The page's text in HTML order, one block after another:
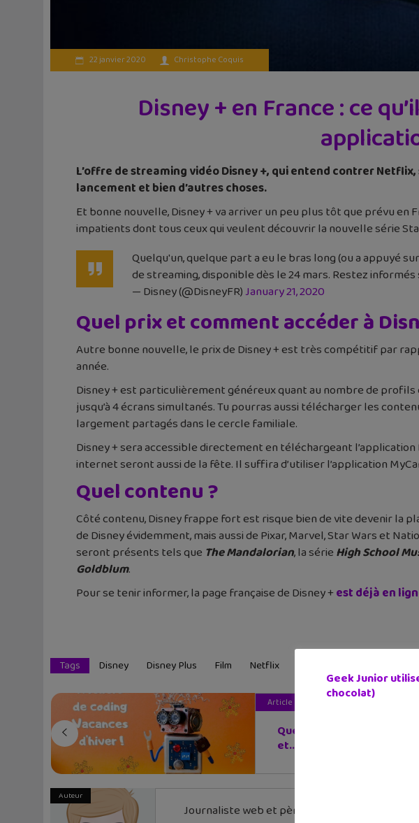
22 janvier 2020 Christophe Coquis
Disney + en France : ce
L’offre de streaming vidéo Disney +, qui entend contrer
lancement et bien d’autres choses.
Et bonne nouvelle, Disney + va arriver un peu plus tôt que prévu en
impatients dont tous ceux qui veulent découvrir la nouvelle série
Quelqu'un, quelque part a eu le bras long (ou a appuyé
de streaming, disponible dès le 24 mars. Restez
— Disney (@DisneyFR)January 21, 2020
Quel prix et comment accéder à
Autre bonne nouvelle, le prix de Disney + est très compétitif par
année.
Disney + est particulièrement généreux quant au nombre de
jusqu’à 4 écrans simultanés. Tu pourras aussi télécharger les
largement partagés dans le cercle familiale.
Disney + sera accessible directement en téléchargeant
internet seront aussi de la fête. Il suffira d’utiliser l’application
Quel contenu ?
Côté contenu, Disney frappe fort est risque bien de vite devenir
de Disney évidemment, mais aussi de Pixar, Marvel, Star Wars et
seront présents tels que The Mandalorian, la sérieHigh School
Goldblum.
Pour se tenir informer, la page française de Disney +est déjà en
Tags Disney Disney Plus Film Netflix
Article précédent
Quel atelier de code,
et...
Auteur
Journaliste web et père de deux grands
Geek Junior
chocolat)